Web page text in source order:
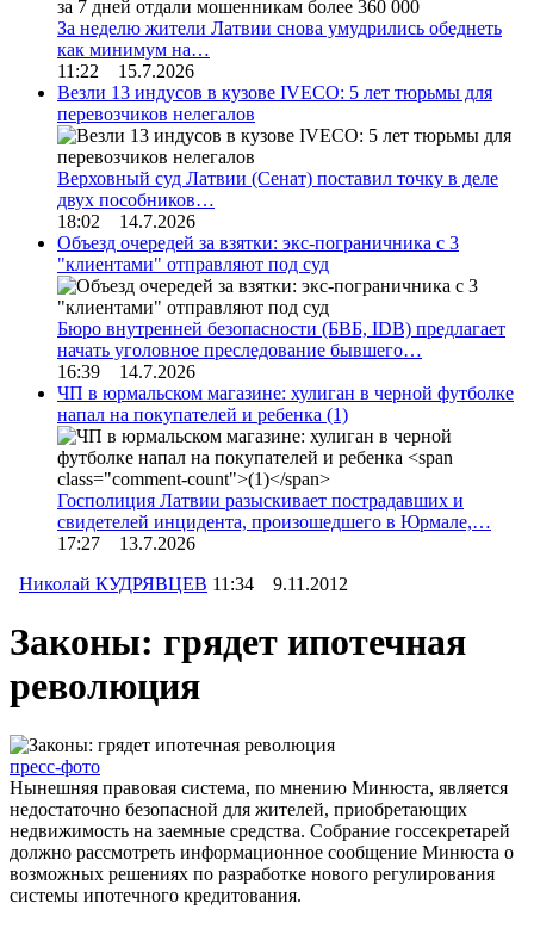
За неделю жители Латвии снова умудрились обеднеть
как минимум на…
11:22 15.7.2026
Везли 13 индусов в кузове IVECO: 5 лет тюрьмы для
перевозчиков нелегалов
Верховный суд Латвии (Сенат) поставил точку в деле
двух пособников…
18:02 14.7.2026
Объезд очередей за взятки: экс-пограничника с 3
"клиентами" отправляют под суд
Бюро внутренней безопасности (БВБ, IDB) предлагает
начать уголовное преследование бывшего…
16:39 14.7.2026
ЧП в юрмальском магазине: хулиган в черной футболке
напал на покупателей и ребенка (1)
Госполиция Латвии разыскивает пострадавших и
свидетелей инцидента, произошедшего в Юрмале,…
17:27 13.7.2026
Николай КУДРЯВЦЕВ 11:34 9.11.2012
Законы: грядет ипотечная
революция
пресс-фото
Нынешняя правовая система, по мнению Минюста, является
недостаточно безопасной для жителей, приобретающих
недвижимость на заемные средства. Собрание госсекретарей
должно рассмотреть информационное сообщение Минюста о
возможных решениях по разработке нового регулирования
системы ипотечного кредитования.